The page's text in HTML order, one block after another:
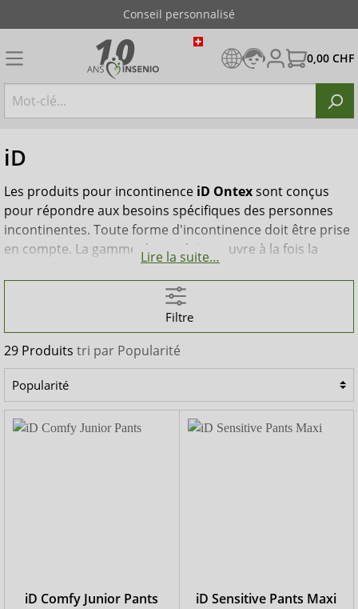
Conseil personnalisé
0,00 CHF
iD
Les produits pour incontinence iD Ontexsont conçus
pour répondre aux besoins spécifiques des personnes
incontinentes. Toute forme d'incontinence doit être prise
en compte. La gamme de produits couvre à la fois la
forme sévère d'incontinence fécale et urinaire et les fuites
urinaires légères. Les différents degrés d'absorption et
tailles appropriées assurent une sécurité et une
discrétion optimales dans les situations de vie active,
ainsi que pour les personnes qui ne sont plus mobiles.
Tous les produits de cette marque sont sans latex et
testés sous contrôle dermatologique. Ainsi, il est possible
de prévenir les irritations cutanées. Vous trouverez une
gamme de produits jetables qui apportent un soutien
efficace et discret aux défis de la vie quotidienne.
Lire la suite…
Filtre
29 Produits tri par Popularité
iD Comfy Junior Pants iD Sensitive Pants Maxi